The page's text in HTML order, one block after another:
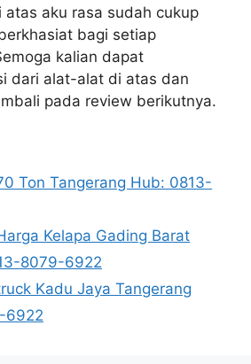
atas aku rasa sudah cukup
bagi setiap
kalian dapat
dari alat-alat di atas dan
pada review berikutnya.
Ton Tangerang Hub: 0813-
Kelapa Gading Barat
8079-6922
Kadu Jaya Tangerang
6922